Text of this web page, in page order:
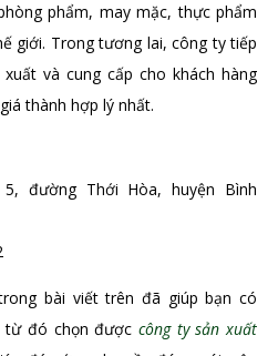
phẩm, may mặc, thực phẩm
giới. Trong tương lai, công ty tiếp
và cung cấp cho khách hàng
thành hợp lý nhất.
đường Thới Hòa, huyện Bình
bài viết trên đã giúp bạn có
từ đó chọn được công ty sản xuất